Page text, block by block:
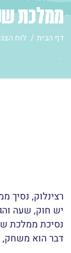
ממלכת
דף הבית לוח
רצינלוק, נסיך
יש חוק, שעה
נסיכת ממלכת
דבר הוא משחק,